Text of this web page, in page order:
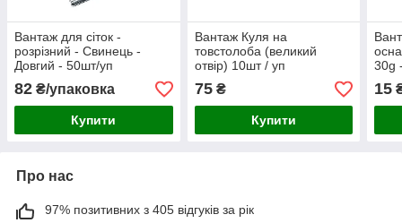
Вантаж для сіток -
розрізний - Свинець -
Довгий - 50шт/уп
82 ₴/упаковка
Купити
Вантаж Куля на
товстолоба (великий
отвір) 10шт / уп
75₴
Купити
30g
15
Про нас
97% позитивних з 405 відгуків за рік